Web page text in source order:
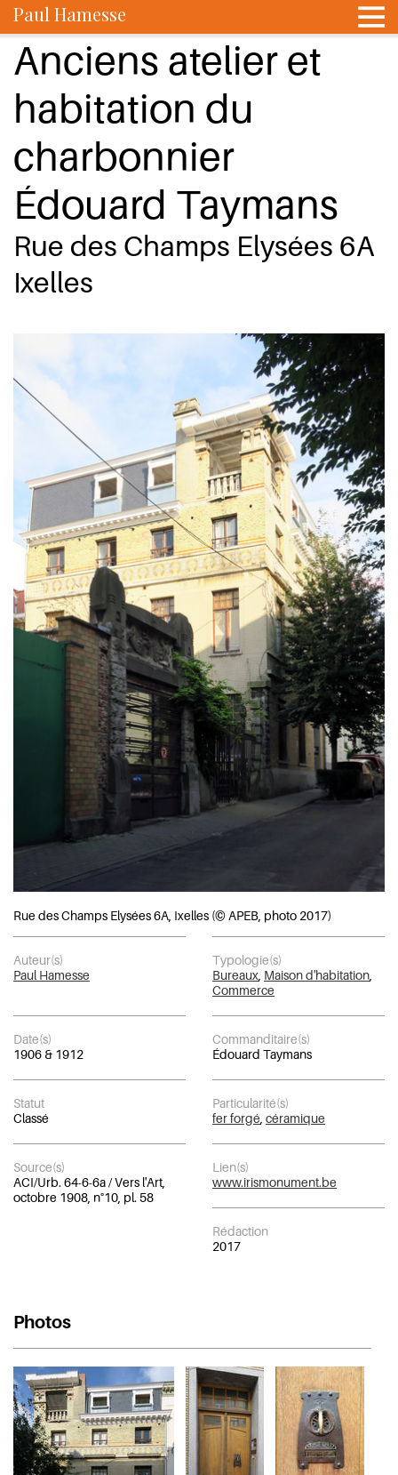
Paul Hamesse
Anciens atelier et
habitation du
charbonnier
Édouard Taymans
Rue des Champs Elysées 6A
Ixelles
Rue des Champs Elysées 6A, Ixelles (© APEB, photo 2017)
Auteur(s)
Paul Hamesse
Typologie(s)
Bureaux Maison d'habitation
Commerce
Date(s)
1906 & 1912
Commanditaire(s)
Édouard Taymans
Statut
Classé
Particularité(s)
fer forgé céramique
Source(s)
ACI/Urb. 64-6-6a / Vers l'Art,
octobre 1908, n°10, pl. 58
Lien(s)
www.irismonument.be
Rédaction
2017
Photos